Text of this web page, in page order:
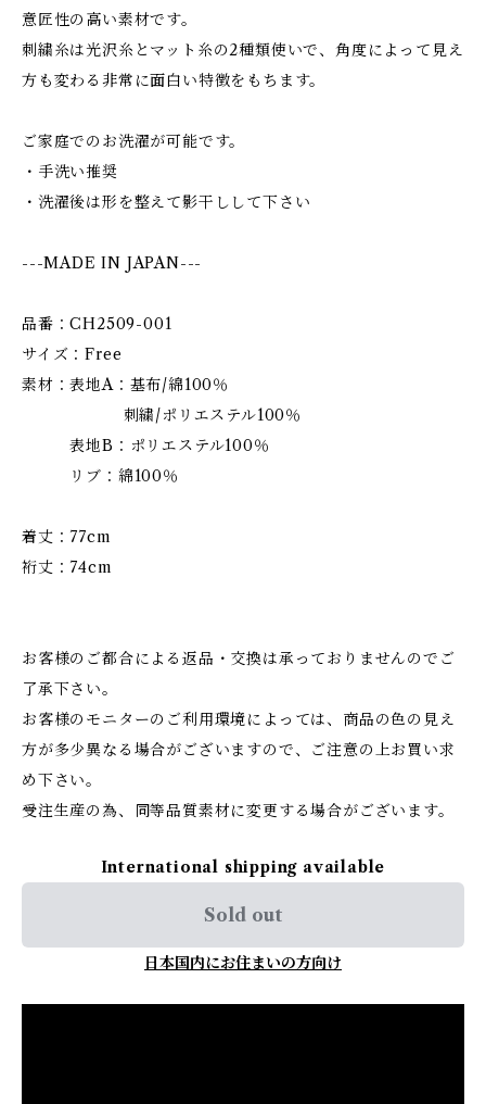
意匠性の高い素材です。
刺繍糸は光沢糸とマット糸の2種類使いで、角度によって見え
方も変わる非常に面白い特徴をもちます。
ご家庭でのお洗濯が可能です。
・手洗い推奨
・洗濯後は形を整えて影干しして下さい
---MADE IN JAPAN---
品番：CH2509-001
サイズ：Free
素材：表地A：基布/綿100％
刺繍/ポリエステル100％
表地B：ポリエステル100％
リブ：綿100％
着丈：77cm
裄丈：74cm
お客様のご都合による返品・交換は承っておりませんのでご
了承下さい。
お客様のモニターのご利用環境によっては、商品の色の見え
方が多少異なる場合がございますので、ご注意の上お買い求
め下さい。
受注生産の為、同等品質素材に変更する場合がございます。
International shipping available
Sold out
日本国内にお住まいの方向け